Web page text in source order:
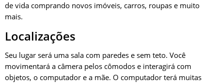
de vida comprando novos imóveis, carros, roupas e muito
mais.
Localizações
Seu lugar será uma sala com paredes e sem teto. Você
movimentará a câmera pelos cômodos e interagirá com
objetos, o computador e a mãe. O computador terá muitas